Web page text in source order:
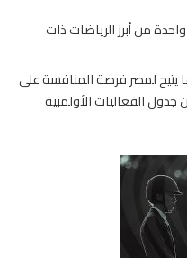
من أبرز الرياضات ذات
يتيح لمصر فرصة المنافسة على
الفعاليات الأولمبية